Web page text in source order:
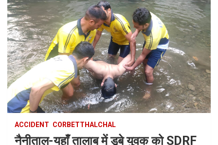
ACCIDENT CORBETTHALCHAL
नैनीताल-यहाँ तालाब में डूबे युवक को SDRF